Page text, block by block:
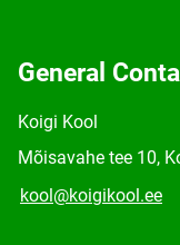
General
Koigi Kool
Mõisavahe tee 10,
kool@koigikool.ee